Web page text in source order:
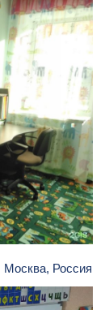
Москва, Россия